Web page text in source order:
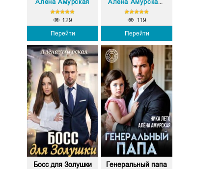
Алёна Амурская
Перейти
129
Алёна Амурская,
Перейти
119
Босс для Золушки Генеральный папа